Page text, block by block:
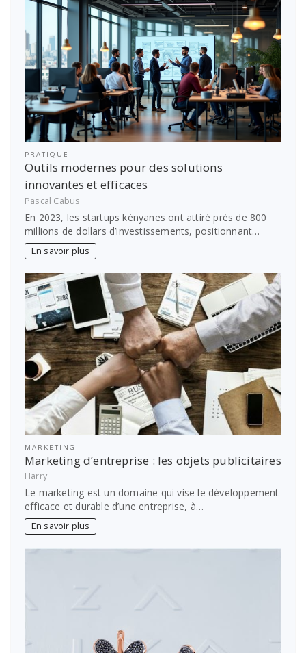
PRATIQUE
Outils modernes pour des solutions
innovantes et efficaces
Pascal Cabus
En 2023, les startups kényanes ont attiré près de 800
millions de dollars d’investissements, positionnant…
En savoir plus
MARKETING
Marketing d’entreprise : les objets publicitaires
Harry
Le marketing est un domaine qui vise le développement
efficace et durable d’une entreprise, à…
En savoir plus